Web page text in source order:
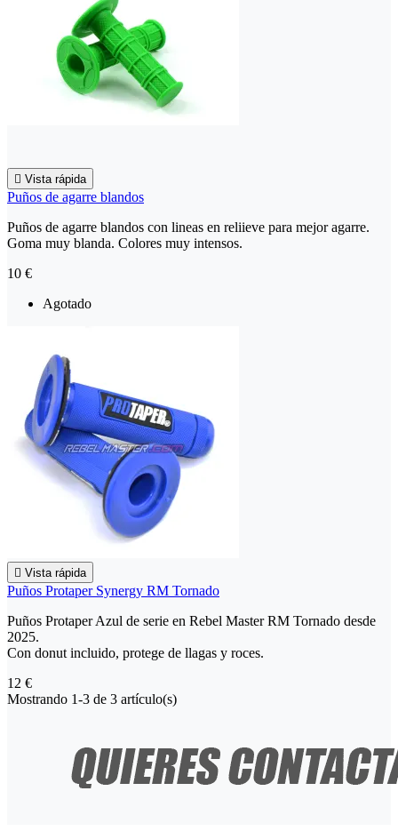
 Vista rápida
Puños de agarre blandos
Puños de agarre blandos con lineas en reliieve para mejor agarre.
Goma muy blanda. Colores muy intensos.
10 €
Agotado
 Vista rápida
Puños Protaper Synergy RM Tornado
Puños Protaper Azul de serie en Rebel Master RM Tornado desde
2025.
Con donut incluido, protege de llagas y roces.
12 €
Mostrando 1-3 de 3 artículo(s)